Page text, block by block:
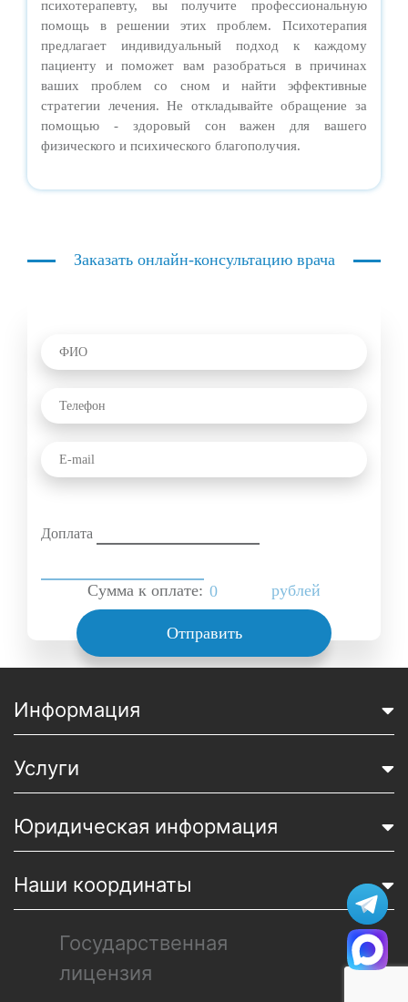
психотерапевту, вы получите профессиональную
помощь в решении этих проблем. Психотерапия
предлагает индивидуальный подход к каждому
пациенту и поможет вам разобраться в причинах
ваших проблем со сном и найти эффективные
стратегии лечения. Не откладывайте обращение за
помощью - здоровый сон важен для вашего
физического и психического благополучия.
Заказать онлайн-консультацию врача
Доплата
Сумма к оплате: рублей
Отправить
Информация
Услуги
Юридическая информация
Наши координаты
Государственная
лицензия